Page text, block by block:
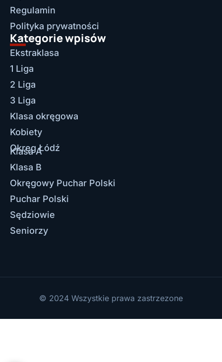
Regulamin
Polityka prywatności
Kategorie wpisów
Ekstraklasa
1 Liga
2 Liga
3 Liga
Klasa okręgowa
Kobiety
Okręg Łódź
Klasa A
Klasa B
Okręgowy Puchar Polski
Puchar Polski
Sędziowie
Seniorzy
© 2024 Wszystkie prawa zastrzezone